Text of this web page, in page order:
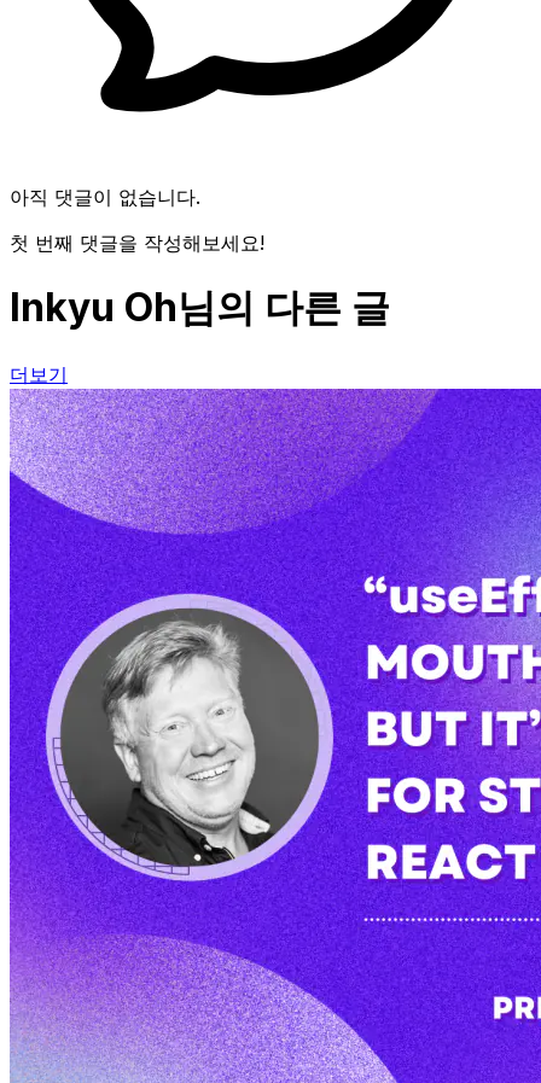
아직 댓글이 없습니다.
첫 번째 댓글을 작성해보세요!
Inkyu Oh님의 다른 글
더보기